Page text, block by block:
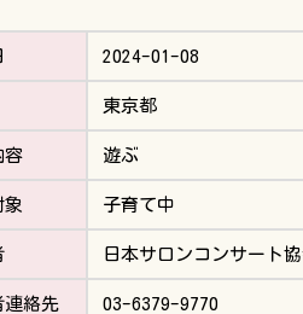
2024-01-08
東京都
容 遊ぶ
象 子育て中
日本サロンコンサート
連絡先 03-6379-9770